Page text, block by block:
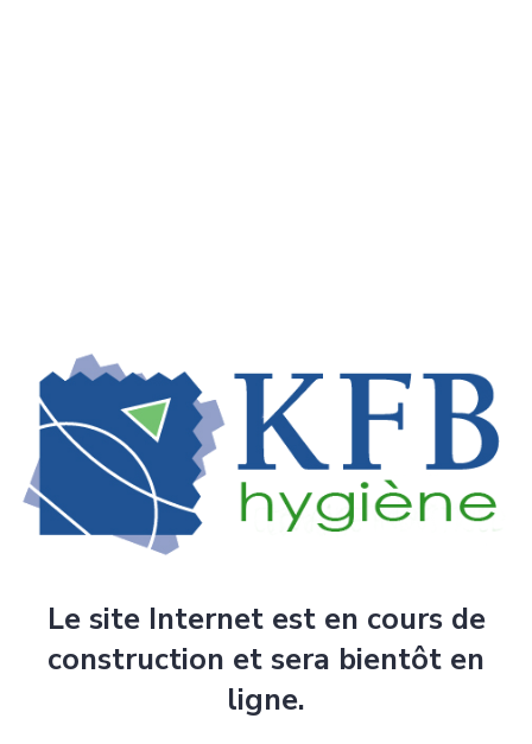
Le site Internet est en cours de
construction et sera bientôt en
ligne.